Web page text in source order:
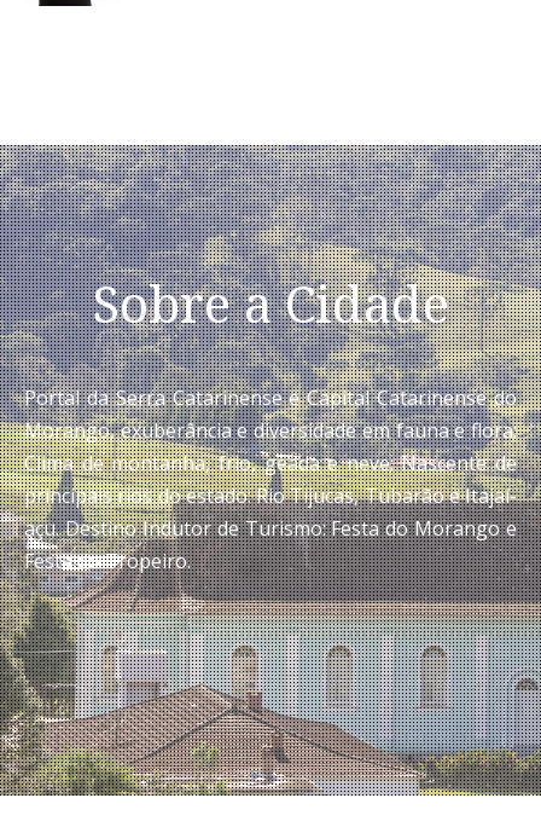
Sobre a Cidade
Portal da Serra Catarinense e Capital Catarinense do
Morango, exuberância e diversidade em fauna e flora;
Clima de montanha, frio, geada e neve; Nascente de
principais rios do estado: Rio Tijucas, Tubarão e Itajaí-
açu. Destino Indutor de Turismo: Festa do Morango e
Festa do Tropeiro.